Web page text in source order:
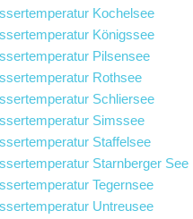
Kochelsee
Königssee
Pilsensee
Rothsee
Schliersee
Simssee
Staffelsee
Starnberger See
Tegernsee
Untreusee